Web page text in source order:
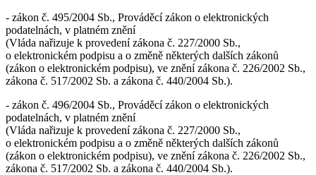
- zákon č. 495/2004 Sb., Prováděcí zákon o elektronických
podatelnách, v platném znění
(Vláda nařizuje k provedení zákona č. 227/2000 Sb.,
o elektronickém podpisu a o změně některých dalších zákonů
(zákon o elektronickém podpisu), ve znění zákona č. 226/2002 Sb.,
zákona č. 517/2002 Sb. a zákona č. 440/2004 Sb.).
- zákon č. 496/2004 Sb., Prováděcí zákon o elektronických
podatelnách, v platném znění
(Vláda nařizuje k provedení zákona č. 227/2000 Sb.,
o elektronickém podpisu a o změně některých dalších zákonů
(zákon o elektronickém podpisu), ve znění zákona č. 226/2002 Sb.,
zákona č. 517/2002 Sb. a zákona č. 440/2004 Sb.).